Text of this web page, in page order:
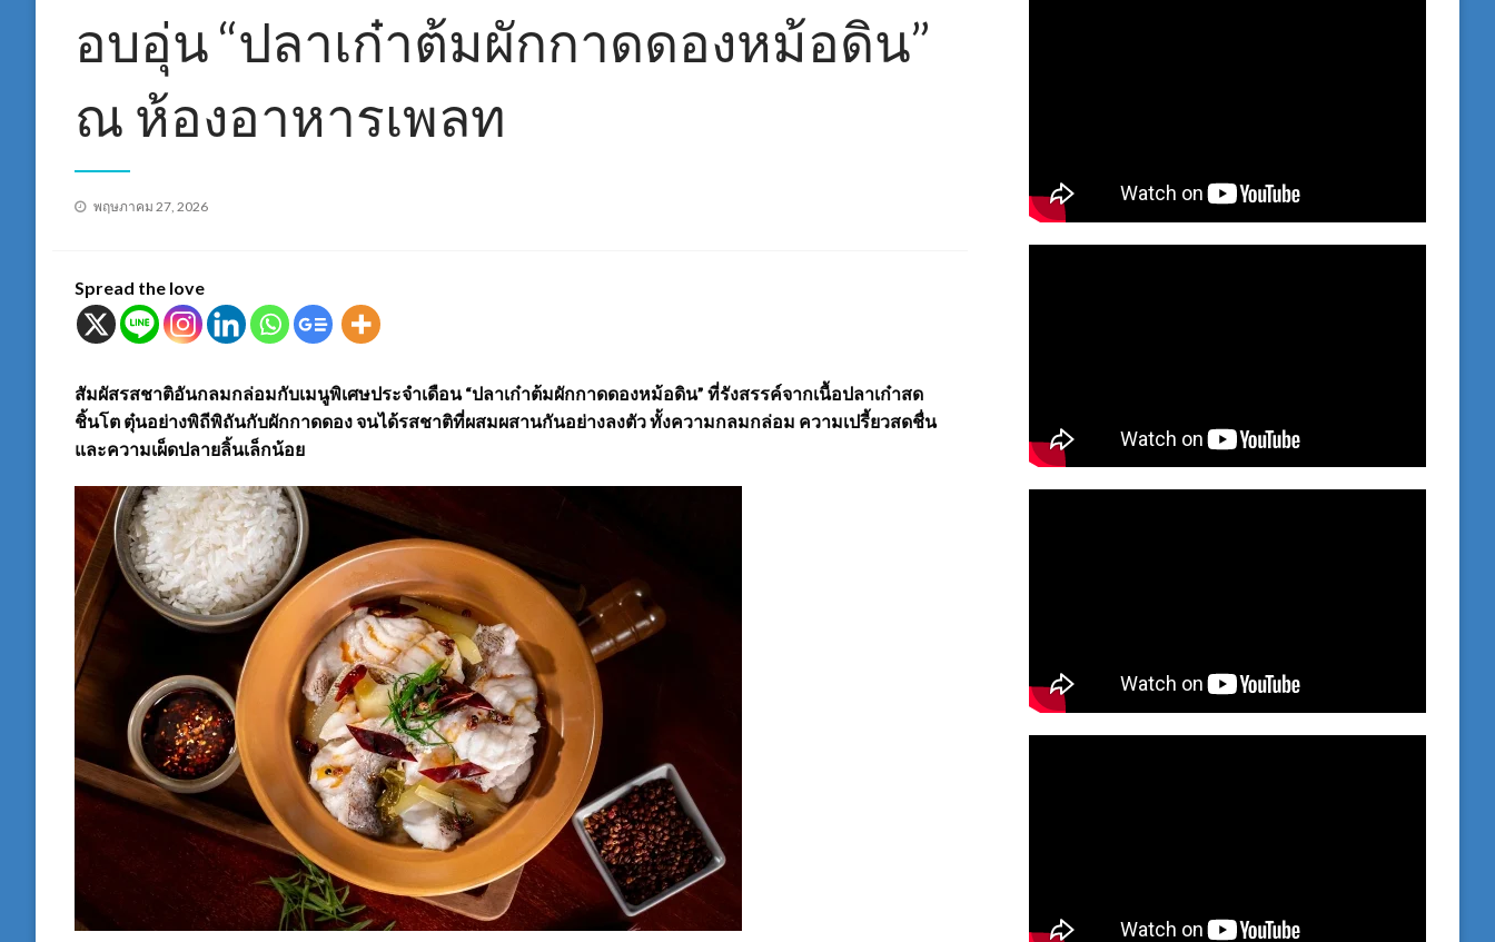
อบอุ่น “ปลาเก๋าต้มผักกาดดองหม้อดิน”
ณ ห้องอาหารเพลท
Posted
พฤษภาคม 27, 2026
Spread the love
สัมผัสรสชาติอันกลมกล่อมกับเมนูพิเศษประจำเดือน “ปลาเก๋าต้มผักกาดดองหม้อดิน” ที่รังสรรค์จากเนื้อปลาเก๋าสด
ชิ้นโต ตุ๋นอย่างพิถีพิถันกับผักกาดดอง จนได้รสชาติที่ผสมผสานกันอย่างลงตัว ทั้งความกลมกล่อม ความเปรี้ยวสดชื่น
และความเผ็ดปลายลิ้นเล็กน้อย